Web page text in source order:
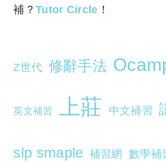
補？Tutor Circle ！
Z世代 修辭手法
英文補習 上莊 中文補習
slp smaple 補習網 數學補